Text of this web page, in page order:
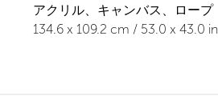
アクリル、キャンバス、ロープ
134.6x 109.2 cm / 53.0 x 43.0 in